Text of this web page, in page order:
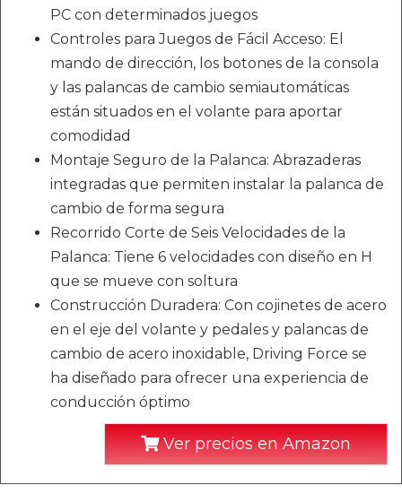
PC con determinados juegos
Controles para Juegos de Fácil Acceso: El
mando de dirección, los botones de la consola
y las palancas de cambio semiautomáticas
están situados en el volante para aportar
comodidad
Montaje Seguro de la Palanca: Abrazaderas
integradas que permiten instalar la palanca de
cambio de forma segura
Recorrido Corte de Seis Velocidades de la
Palanca: Tiene 6 velocidades con diseño en H
que se mueve con soltura
Construcción Duradera: Con cojinetes de acero
en el eje del volante y pedales y palancas de
cambio de acero inoxidable, Driving Force se
ha diseñado para ofrecer una experiencia de
conducción óptimo
Ver precios en Amazon